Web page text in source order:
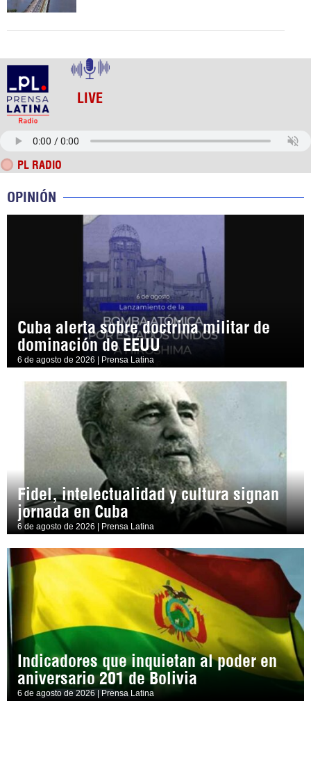
LIVE
PL RADIO
OPINIÓN
Cuba alerta sobre doctrina militar de
dominación de EEUU
6 de agosto de 2026 | Prensa Latina
Fidel, intelectualidad y cultura signan
jornada en Cuba
6 de agosto de 2026 | Prensa Latina
Indicadores que inquietan al poder en
aniversario 201 de Bolivia
6 de agosto de 2026 | Prensa Latina